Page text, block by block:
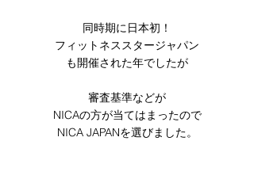
同時期に日本初！
フィットネススタージャパン
も開催された年でしたが
審査基準などが
NICAの方が当てはまったので
NICA JAPANを選びました。